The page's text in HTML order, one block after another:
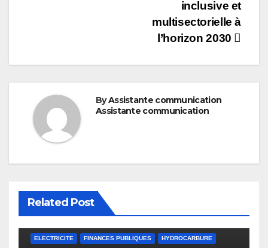
inclusive et
multisectorielle à
l’horizon 2030
ByAssistante communication
Assistante communication
Related Post
ELECTRICITE FINANCES PUBLIQUES HYDROCARBURE